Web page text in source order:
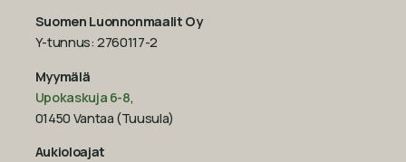
Suomen Luonnonmaalit Oy
Y-tunnus: 2760117-2
Myymälä
Upokaskuja 6-8,
01450 Vantaa (Tuusula)
Aukioloajat